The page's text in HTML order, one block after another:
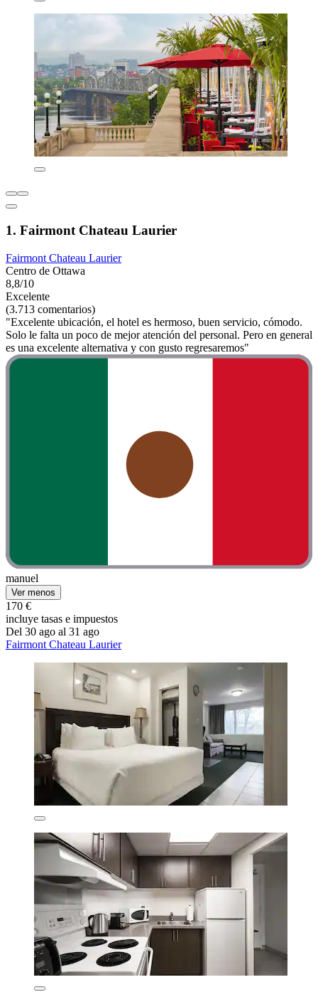
1. Fairmont Chateau Laurier
Fairmont Chateau Laurier
Centro de Ottawa
8,8/10
Excelente
(3.713 comentarios)
"Excelente ubicación, el hotel es hermoso, buen servicio, cómodo.
Solo le falta un poco de mejor atención del personal. Pero en general
es una excelente alternativa y con gusto regresaremos"
manuel
Ver menos
170 €
incluye tasas e impuestos
Del 30 ago al 31 ago
Fairmont Chateau Laurier